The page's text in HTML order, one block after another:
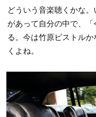
どういう音楽聴くかな
があって自分の中で、
る。今は竹原ピストル
くよね。